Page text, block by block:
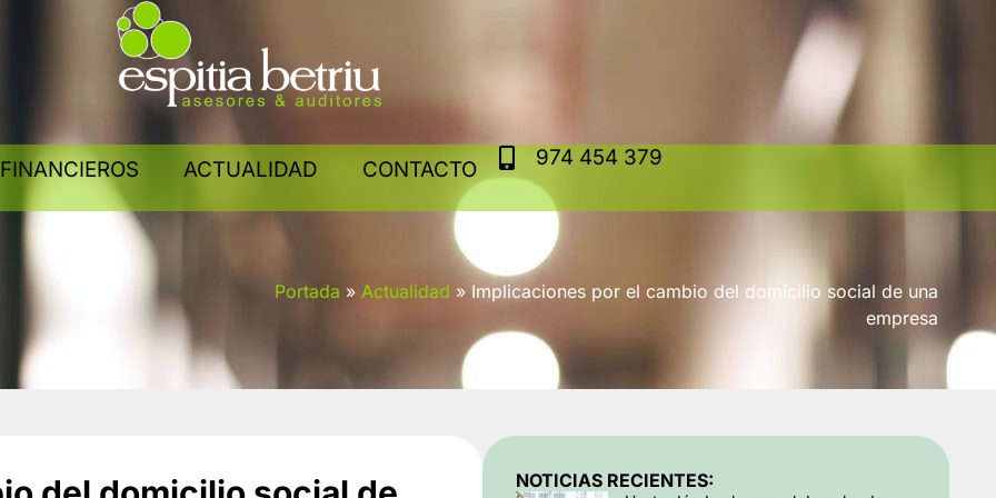
ACTUALIDAD CONTACTO 974 454 379
Portada » Actualidad » Implicaciones por el cambio del domicilio social de una
empresa
NOTICIAS RECIENTES: